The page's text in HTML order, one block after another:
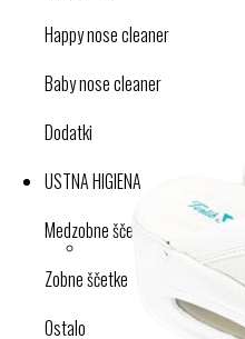
Happy nose cleaner
Baby nose cleaner
Dodatki
USTNA HIGIENA
Medzobne ščetke
Zobne ščetke
Ostalo